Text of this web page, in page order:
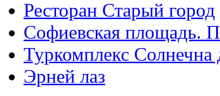
Ресторан Старый город
Софиевская площадь.
Туркомплекс Солнечна
Эрней лаз